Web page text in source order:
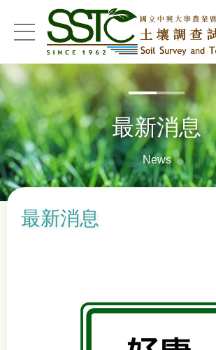
menu
最新消息
News
最新消息